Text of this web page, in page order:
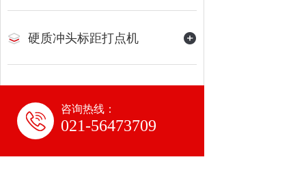
硬质冲头标距打点机
咨询热线：
021-56473709